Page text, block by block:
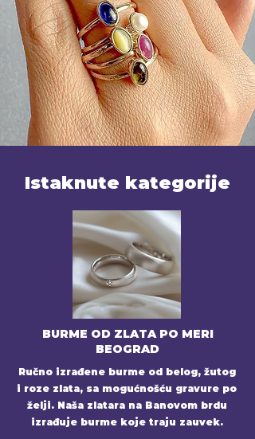
Istaknute kategorije
BURME OD ZLATA PO MERI
BEOGRAD
Ručno izrađene burme od belog, žutog
i roze zlata, sa mogućnošću gravure po
želji. Naša zlatara na Banovom brdu
izrađuje burme koje traju zauvek.